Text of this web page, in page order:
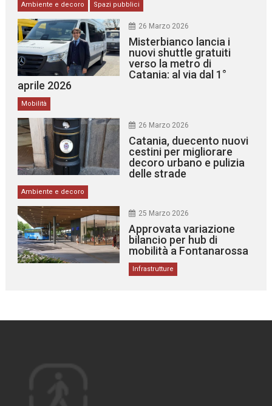
Ambiente e decoro Spazi pubblici
26 Marzo 2026
Misterbianco lancia i
nuovi shuttle gratuiti
verso la metro di
Catania: al via dal 1°
aprile 2026
Mobilità
26 Marzo 2026
Catania, duecento nuovi
cestini per migliorare
decoro urbano e pulizia
delle strade
Ambiente e decoro
25 Marzo 2026
Approvata variazione
bilancio per hub di
mobilità a Fontanarossa
Infrastrutture